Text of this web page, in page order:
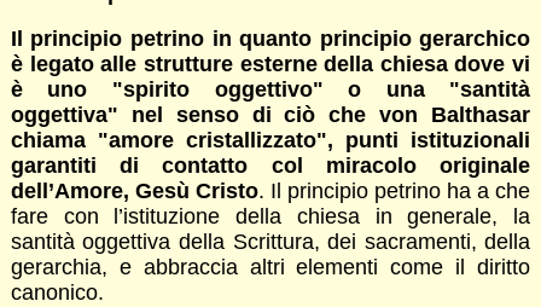
Il principio petrino in quanto principio gerarchico
è legato alle strutture esterne della chiesa dove vi
è uno "spirito oggettivo" o una "santità
oggettiva" nel senso di ciò che von Balthasar
chiama "amore cristallizzato", punti istituzionali
garantiti di contatto col miracolo originale
dell’Amore, Gesù Cristo. Il principio petrino ha a che
fare con l’istituzione della chiesa in generale, la
santità oggettiva della Scrittura, dei sacramenti, della
gerarchia, e abbraccia altri elementi come il diritto
canonico.